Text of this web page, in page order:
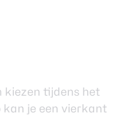
kiezen tijdens het
kan je een vierkant